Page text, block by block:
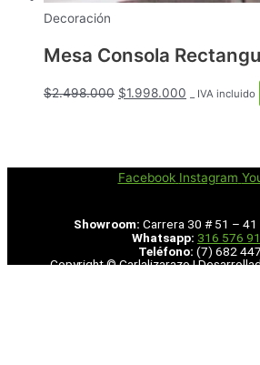
Decoración
Mesa Consola
$2.498.000 $1.998.000 _ IVA incluido
Facebook Instagram
Showroom: Carrera 30 # 51 – 41
Whatsapp: 316 576
Teléfono: (7) 682
Copyright © Carlalizarazo |